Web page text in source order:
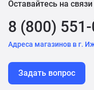
Оставайтесь на связи
8 (800)
Адреса магазинов в г.
Задать вопрос